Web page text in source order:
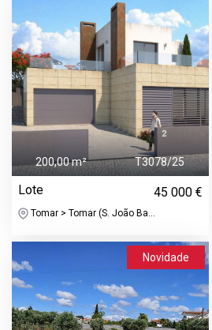
200,00 m² T3078/25
Lote 45 000 €
Tomar > Tomar (S. João Ba...
Novidade